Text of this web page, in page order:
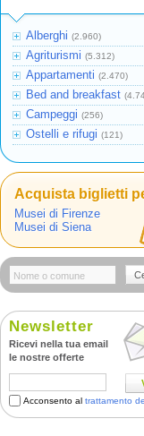
Alberghi (2.960)
Agriturismi (5.312)
Appartamenti (2.470)
Bed and breakfast
Campeggi (256)
Ostelli e rifugi (121)
Acquista biglietti
Musei di Firenze
Musei di Siena
Newsletter
Ricevi nella tua email
le nostre offerte
Acconsento al trattamento